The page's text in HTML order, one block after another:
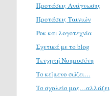
Προτάσεις Ανάγνωσης
Προτάσεις Ταινιών
Ροκ και λογοτεχνία
Σχετικά με το blog
Τενχητή Νοημοσύνη
Το κείμενο σώζει…
Το σχολείο μας…αλλάζει